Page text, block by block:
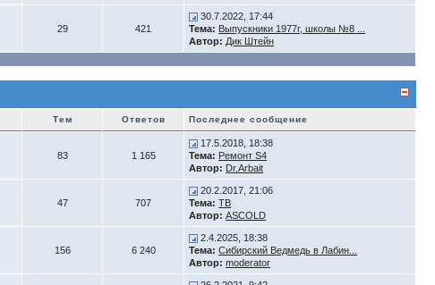
29 421
30.7.2022, 17:44
Тема: Выпускники 1977г, школы №8 ...
Автор: Дик Штейн
Тем Ответов Последнее сообщение
83 1 165
17.5.2018, 18:38
Тема: Ремонт S4
Автор: Dr.Arbait
47 707
20.2.2017, 21:06
Тема: ТВ
Автор: ASCOLD
156 6 240
2.4.2025, 18:38
Тема: Сибирский Ведмедь в Лабин...
Автор: moderator